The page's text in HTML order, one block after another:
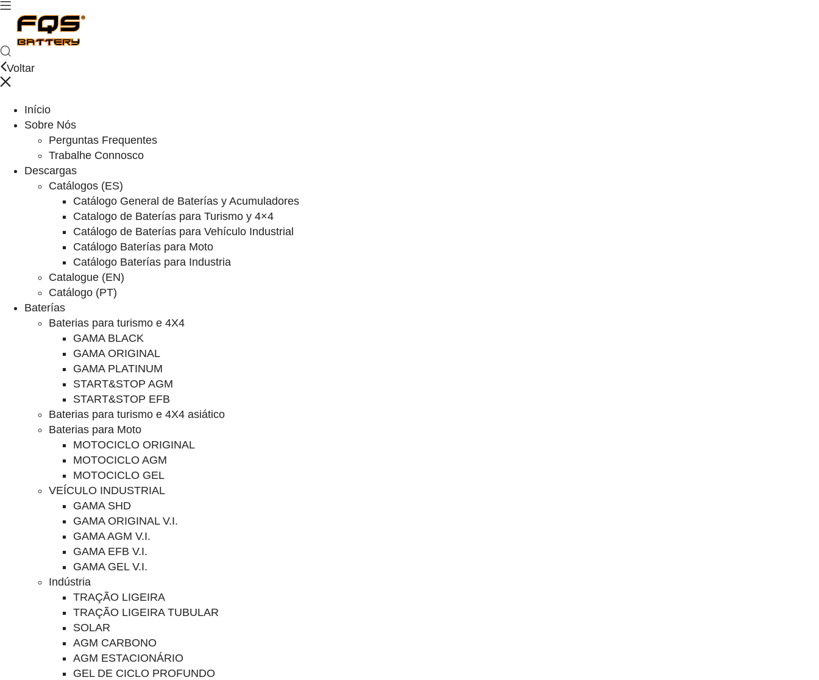
Voltar
Início
Sobre Nós
Perguntas Frequentes
Trabalhe Connosco
Descargas
Catálogos (ES)
Catálogo General de Baterías y Acumuladores
Catalogo de Baterías para Turismo y 4×4
Catálogo de Baterías para Vehículo Industrial
Catálogo Baterías para Moto
Catálogo Baterías para Industria
Catalogue (EN)
Catálogo (PT)
Baterías
Baterias para turismo e 4X4
GAMA BLACK
GAMA ORIGINAL
GAMA PLATINUM
START&STOP AGM
START&STOP EFB
Baterias para turismo e 4X4 asiático
Baterias para Moto
MOTOCICLO ORIGINAL
MOTOCICLO AGM
MOTOCICLO GEL
VEÍCULO INDUSTRIAL
GAMA SHD
GAMA ORIGINAL V.I.
GAMA AGM V.I.
GAMA EFB V.I.
GAMA GEL V.I.
Indústria
TRAÇÃO LIGEIRA
TRAÇÃO LIGEIRA TUBULAR
SOLAR
AGM CARBONO
AGM ESTACIONÁRIO
GEL DE CICLO PROFUNDO